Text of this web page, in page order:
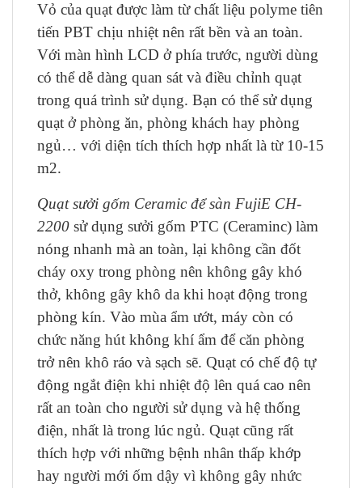
Vỏ của quạt được làm từ chất liệu polyme tiên
tiến PBT chịu nhiệt nên rất bền và an toàn.
Với màn hình LCD ở phía trước, người dùng
có thể dễ dàng quan sát và điều chỉnh quạt
trong quá trình sử dụng. Bạn có thể sử dụng
quạt ở phòng ăn, phòng khách hay phòng
ngủ… với diện tích thích hợp nhất là từ 10-15
m2.
Quạt sưởi gốm Ceramic để sàn FujiE CH-
2200 sử dụng sưởi gốm PTC (Ceraminc) làm
nóng nhanh mà an toàn, lại không cần đốt
cháy oxy trong phòng nên không gây khó
thở, không gây khô da khi hoạt động trong
phòng kín. Vào mùa ẩm ướt, máy còn có
chức năng hút không khí ẩm để căn phòng
trở nên khô ráo và sạch sẽ. Quạt có chế độ tự
động ngắt điện khi nhiệt độ lên quá cao nên
rất an toàn cho người sử dụng và hệ thống
điện, nhất là trong lúc ngủ. Quạt cũng rất
thích hợp với những bệnh nhân thấp khớp
hay người mới ốm dậy vì không gây nhức